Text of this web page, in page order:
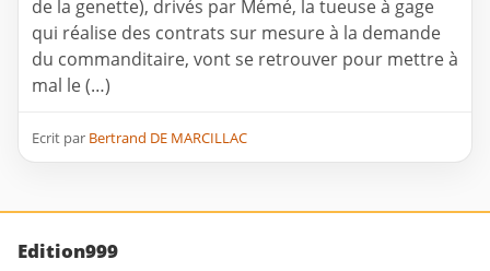
de la genette), drivés par Mémé, la tueuse à gage
qui réalise des contrats sur mesure à la demande
du commanditaire, vont se retrouver pour mettre à
mal le (…)
Ecrit par Bertrand DE MARCILLAC
Edition999